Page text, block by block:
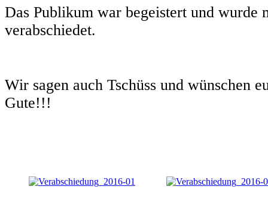
Das Publikum war begeistert und wurde
verabschiedet.
Wir sagen auch Tschüss und wünschen
Gute!!!